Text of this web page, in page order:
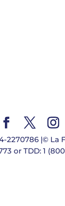
2270786 |© La
or TDD: 1